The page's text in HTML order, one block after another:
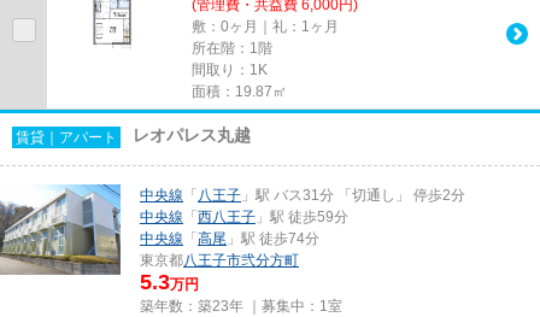
(管理費・共益費 6,000円)
敷：0ヶ月｜礼：1ヶ月
所在階：1階
間取り：1K
面積：19.87㎡
賃貸｜アパート レオパレス丸越
中央線 「 八王子 」駅 バス31分 「切通し」 停歩2分
中央線 「西八王子 」駅 徒歩59分
中央線 「高尾 」駅 徒歩74分
東京都八王子市弐分方町
5.3万円
築年数：築23年 ｜募集中： 1室